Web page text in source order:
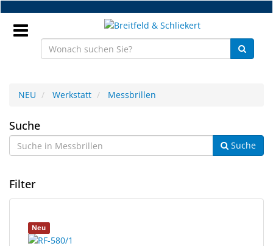
Zum
Hauptinhalt
springen
NEU
Brillenteile
Handelsware
NEU Werkstatt Messbrillen
Messbrillen
Suche
Suche
Filter
Ergebnisse
Suchergebnisse
gerendert.
Neu